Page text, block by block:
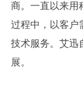
商。一直以来用
过程中，以客
技术服务。艾迅
展。